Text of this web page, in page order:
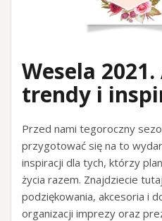
Wesela
trendy i
Przed nami tegoroczny
przygotować się na to
inspiracji dla tych, którzy
życia razem. Znajdziecie
podziękowania, akcesoria i
organizacji imprezy oraz